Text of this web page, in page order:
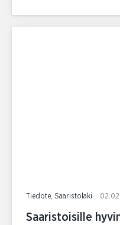
Tiedote, Saaristolaki
Saaristoisille